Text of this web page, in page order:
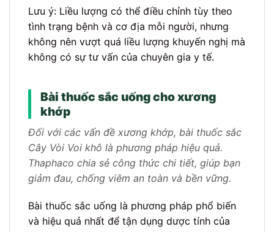
Lưu ý: Liều lượng có thể điều chỉnh tùy theo
tình trạng bệnh và cơ địa mỗi người, nhưng
không nên vượt quá liều lượng khuyến nghị mà
không có sự tư vấn của chuyên gia y tế.
Bài thuốc sắc uống cho xương
khớp
Đối với các vấn đề xương khớp, bài thuốc sắc
Cây Vòi Voi khô là phương pháp hiệu quả.
Thaphaco chia sẻ công thức chi tiết, giúp bạn
giảm đau, chống viêm an toàn và bền vững.
Bài thuốc sắc uống là phương pháp phổ biến
và hiệu quả nhất để tận dụng dược tính của